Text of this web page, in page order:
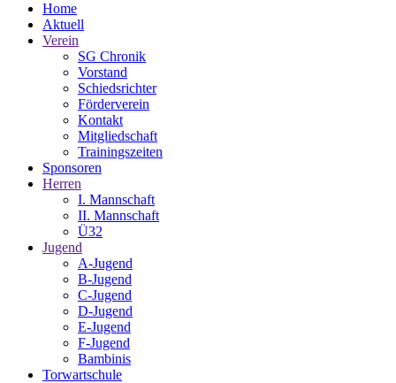
Home
Aktuell
Verein
SG Chronik
Vorstand
Schiedsrichter
Förderverein
Kontakt
Mitgliedschaft
Trainingszeiten
Sponsoren
Herren
I. Mannschaft
II. Mannschaft
Ü32
Jugend
A-Jugend
B-Jugend
C-Jugend
D-Jugend
E-Jugend
F-Jugend
Bambinis
Torwartschule